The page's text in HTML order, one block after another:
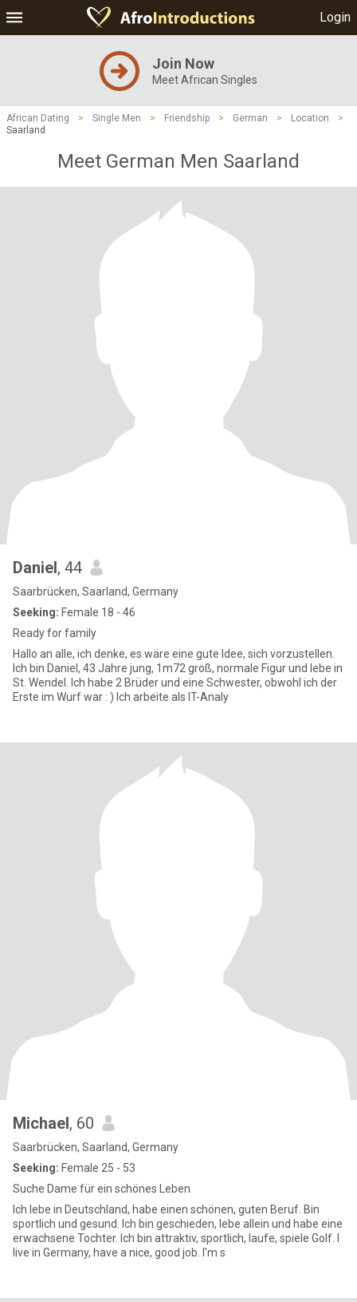
Login
Join Now
Meet African Singles
African Dating > Single Men > Friendship > German > Location
>
Saarland
Meet German Men Saarland
Daniel, 44
Saarbrücken, Saarland, Germany
Seeking: Female 18 - 46
Ready for family
Hallo an alle, ich denke, es wäre eine gute Idee, sich vorzustellen.
Ich bin Daniel, 43 Jahre jung, 1m72 groß, normale Figur und lebe in
St. Wendel. Ich habe 2 Brüder und eine Schwester, obwohl ich der
Erste im Wurf war : ) Ich arbeite als IT-Analy
Michael, 60
Saarbrücken, Saarland, Germany
Seeking: Female 25 - 53
Suche Dame für ein schönes Leben
Ich lebe in Deutschland, habe einen schönen, guten Beruf. Bin
sportlich und gesund. Ich bin geschieden, lebe allein und habe eine
erwachsene Tochter. Ich bin attraktiv, sportlich, laufe, spiele Golf. I
live in Germany, have a nice, good job. I'm s